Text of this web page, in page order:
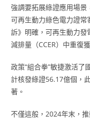
強調要拓展綠證應用場
可再生動力綠色電力證
訴》明確，可再生動力
減排量（CCER）中重復
政策“組合拳”敏捷激活
計核發綠證56.17億個，
著。
不僅這般，2024年末，